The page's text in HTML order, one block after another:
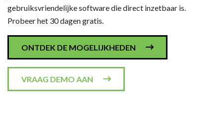
gebruiksvriendelijke software die direct inzetbaar is.
Probeer het 30 dagen gratis.
ONTDEK DE MOGELIJKHEDEN
VRAAG DEMO AAN